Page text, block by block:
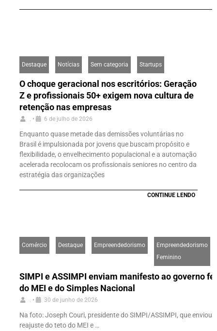
Destaque Notícias Sem categoria Startups
O choque geracional nos escritórios: Geração
Z e profissionais 50+ exigem nova cultura de
retenção nas empresas
. • 6 de julho de 2026
Enquanto quase metade das demissões voluntárias no
Brasil é impulsionada por jovens que buscam propósito e
flexibilidade, o envelhecimento populacional e a automação
acelerada recolocam os profissionais seniores no centro da
estratégia das organizações
CONTINUE LENDO
Comércio Destaque Empreendedorismo
Empreendedorismo
Feminino
SIMPI e ASSIMPI enviam manifesto ao governo
do MEI e do Simples Nacional
. • 30 de junho de 2026
Na foto: Joseph Couri, presidente do SIMPI/ASSIMPI, que
reajuste do teto do MEI e …